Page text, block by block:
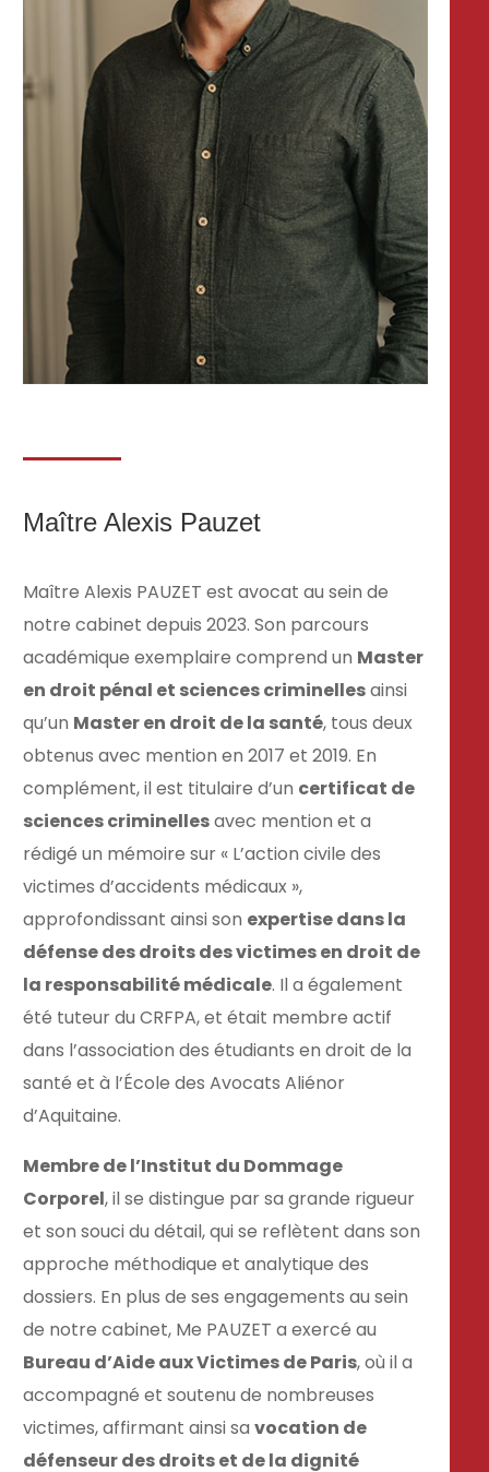
Maître Alexis Pauzet
Maître Alexis PAUZET est avocat au sein de
notre cabinet depuis 2023. Son parcours
académique exemplaire comprend un Master
en droit pénal et sciences criminellesainsi
qu’un Master en droit de la santé, tous deux
obtenus avec mention en 2017 et 2019. En
complément, il est titulaire d’un certificat de
sciences criminellesavec mention et a
rédigé un mémoire sur « L’action civile des
victimes d’accidents médicaux »,
approfondissant ainsi son expertise dans la
défense des droits des victimes en droit de
la responsabilité médicale. Il a également
été tuteur du CRFPA, et était membre actif
dans l’association des étudiants en droit de la
santé et à l’École des Avocats Aliénor
d’Aquitaine.
Membre de l’Institut du Dommage
Corporel, il se distingue par sa grande rigueur
et son souci du détail, qui se reflètent dans son
approche méthodique et analytique des
dossiers. En plus de ses engagements au sein
de notre cabinet, Me PAUZET a exercé au
Bureau d’Aide aux Victimes de Paris, où il a
accompagné et soutenu de nombreuses
victimes, affirmant ainsi sa vocation de
défenseur des droits et de la dignité